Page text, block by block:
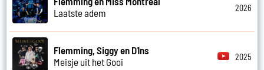
Laatste adem
2026
Flemming, Siggy en D1ns
Meisje uit het Gooi
2025